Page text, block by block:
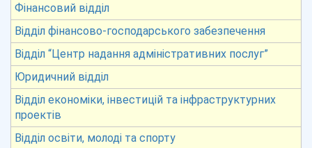
Фінансовий відділ
Відділ фінансово-господарського забезпечення
Відділ “Центр надання адміністративних послуг”
Юридичний відділ
Відділ економіки, інвестицій та інфраструктурних
проектів
Відділ освіти, молоді та спорту